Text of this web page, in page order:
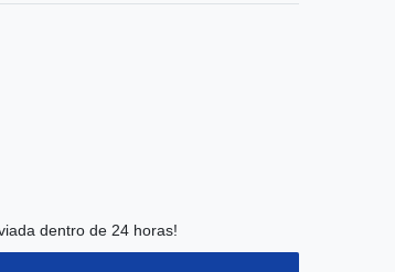
dentro de 24 horas!